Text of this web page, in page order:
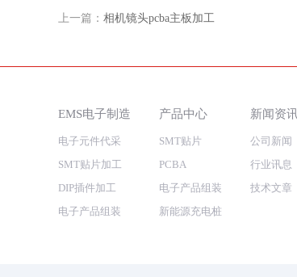
上一篇： 相机镜头pcba主板加工
EMS电子制造
电子元件代采
SMT贴片加工
DIP插件加工
电子产品组装
产品中心
SMT贴片
PCBA
电子产品组装
新能源充电桩
新闻资
公司新闻
行业讯息
技术文章